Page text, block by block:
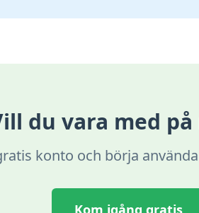
du vara med på
konto och börja
Kom igång gratis